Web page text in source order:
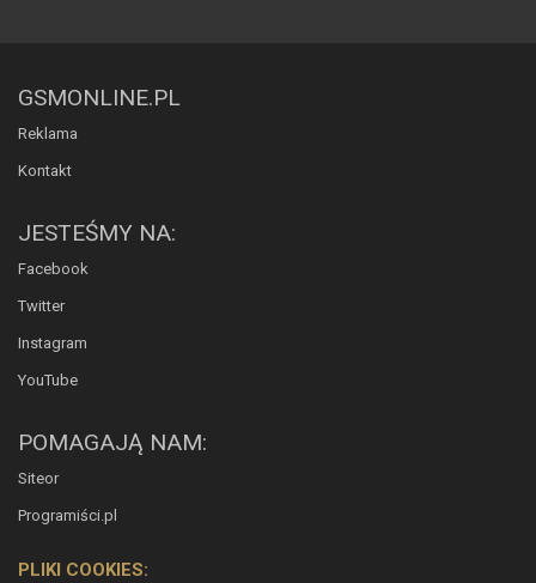
GSMONLINE.PL
Reklama
Kontakt
JESTEŚMY NA:
Facebook
Twitter
Instagram
YouTube
POMAGAJĄ NAM:
Siteor
Programiści.pl
PLIKI COOKIES: